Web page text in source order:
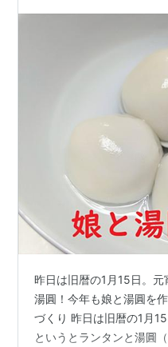
昨日は旧暦の1月15日。元
湯圓！今年も娘と湯圓を
づくり 昨日は旧暦の1月
というとランタンと湯圓